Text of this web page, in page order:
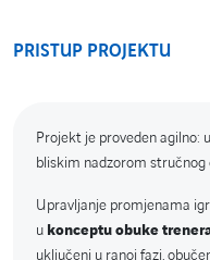
PRISTUP PROJEKTU
Projekt je proveden agilno:
bliskim nadzorom stručnog
Upravljanje promjenama
u konceptu obuke
uključeni u ranoj fazi,